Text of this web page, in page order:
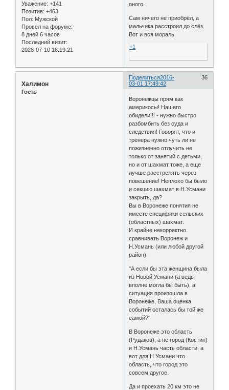
Уважение: +141
Позитив: +463
Пол: Мужской
Провел на форуме:
8 дней 6 часов
Последний визит:
2026-07-10 16:19:21
оного.
Сам ничего не приобрёл, а
мальчика расстроил до слёз.
Вот и вся мораль.
+1
Поделиться 36
2016-
03-01 17:49:42
Халимон
Гость
Воронежцы прям как
америкосы! Нашего
обидели!!! - нужно быстро
разбомбить без суда и
следствия! Говорят, что и
тренера нужно чуть ли не
пожизненно отлучить не
только от занятий с детьми,
но и от шахмат тоже, а еще
лучше расстрелять через
повешение! Неплохо бы было
и секцию шахмат в Н.Усмани
закрыть, да?
Вы в Воронеже понятия не
имеете специфики сельских
(областных) шахмат.
И крайне некорректно
сравнивать Воронеж и
Н.Усмань (или любой другой
район):
"А если бы эта женщина была
из Новой Усмани (а ведь
вполне могла бы быть), а
ситуация произошла в
Воронеже, Ваша оценка
событий осталась бы той же
самой?"
В Воронеже это область
(Рудаков), а не город (Костин)
и Н.Усмань часть области, а
вот для Н.Усмани что
область, что город это
совсем другое.
Да и проехать 20 км это не